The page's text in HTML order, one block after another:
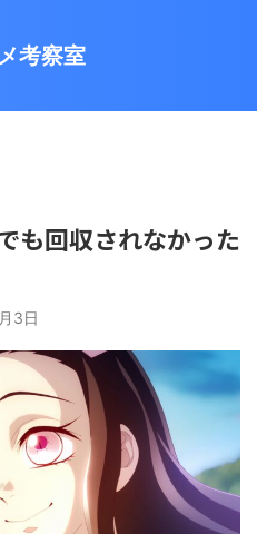
考察室
も回収されなかった
3日